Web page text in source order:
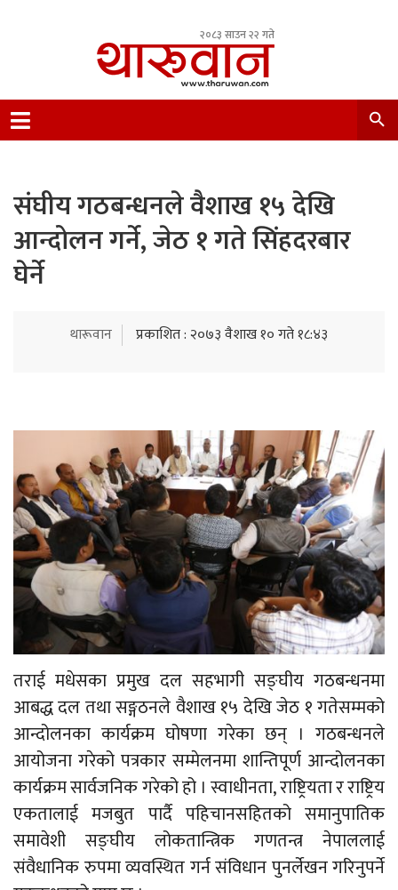
२०८३ साउन २२ गते
Nepal.
संघीय गठबन्धनले वैशाख १५ देखि
आन्दोलन गर्ने, जेठ १ गते सिंहदरबार
घेर्ने
थारूवान प्रकाशित : २०७३ वैशाख १० गते १८:४३
तराई मधेसका प्रमुख दल सहभागी सङ्घीय गठबन्धनमा
आबद्ध दल तथा सङ्गठनले वैशाख १५ देखि जेठ १ गतेसम्मको
आन्दोलनका कार्यक्रम घोषणा गरेका छन् । गठबन्धनले
आयोजना गरेको पत्रकार सम्मेलनमा शान्तिपूर्ण आन्दोलनका
कार्यक्रम सार्वजनिक गरेको हो । स्वाधीनता, राष्ट्रियता र राष्ट्रिय
एकतालाई मजबुत पार्दै पहिचानसहितको समानुपातिक
समावेशी सङ्घीय लोकतान्त्रिक गणतन्त्र नेपाललाई
संवैधानिक रुपमा व्यवस्थित गर्न संविधान पुनर्लेखन गरिनुपर्ने